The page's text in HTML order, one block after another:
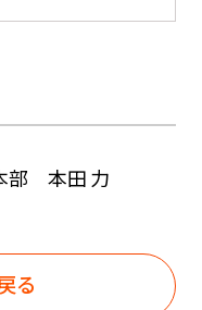
部 本田 力
る